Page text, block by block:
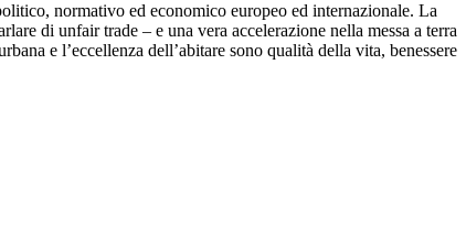
normativo ed economico europeo ed internazionale. La
di unfair trade – e una vera accelerazione nella messa a terra
e l’eccellenza dell’abitare sono qualità della vita, benessere